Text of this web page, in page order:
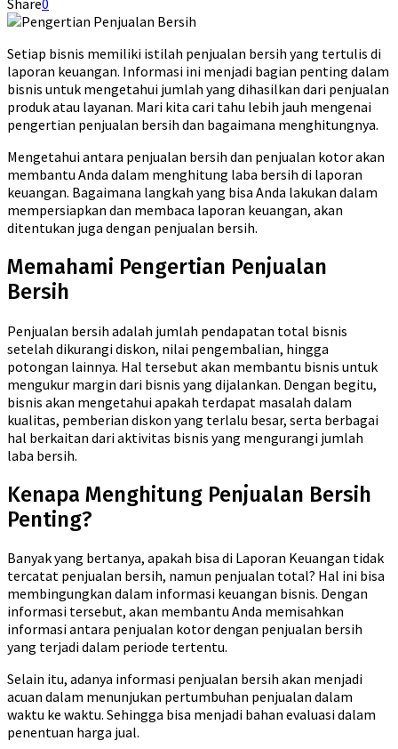
Setiap bisnis memiliki istilah penjualan bersih yang tertulis di
laporan keuangan. Informasi ini menjadi bagian penting dalam
bisnis untuk mengetahui jumlah yang dihasilkan dari penjualan
produk atau layanan. Mari kita cari tahu lebih jauh mengenai
pengertian penjualan bersih dan bagaimana menghitungnya.
Mengetahui antara penjualan bersih dan penjualan kotor akan
membantu Anda dalam menghitung laba bersih di laporan
keuangan. Bagaimana langkah yang bisa Anda lakukan dalam
mempersiapkan dan membaca laporan keuangan, akan
ditentukan juga dengan penjualan bersih.
Memahami Pengertian Penjualan
Bersih
Penjualan bersih adalah jumlah pendapatan total bisnis
setelah dikurangi diskon, nilai pengembalian, hingga
potongan lainnya. Hal tersebut akan membantu bisnis untuk
mengukur margin dari bisnis yang dijalankan. Dengan begitu,
bisnis akan mengetahui apakah terdapat masalah dalam
kualitas, pemberian diskon yang terlalu besar, serta berbagai
hal berkaitan dari aktivitas bisnis yang mengurangi jumlah
laba bersih.
Kenapa Menghitung Penjualan Bersih
Penting?
Banyak yang bertanya, apakah bisa di Laporan Keuangan tidak
tercatat penjualan bersih, namun penjualan total? Hal ini bisa
membingungkan dalam informasi keuangan bisnis. Dengan
informasi tersebut, akan membantu Anda memisahkan
informasi antara penjualan kotor dengan penjualan bersih
yang terjadi dalam periode tertentu.
Selain itu, adanya informasi penjualan bersih akan menjadi
acuan dalam menunjukan pertumbuhan penjualan dalam
waktu ke waktu. Sehingga bisa menjadi bahan evaluasi dalam
penentuan harga jual.